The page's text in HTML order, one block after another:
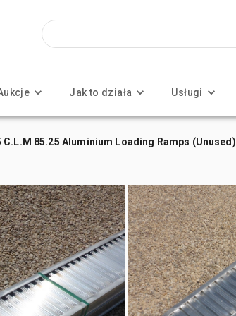
Jak to działa Usługi
C.L.M 85.25 Aluminium Loading Ramps (Unused)